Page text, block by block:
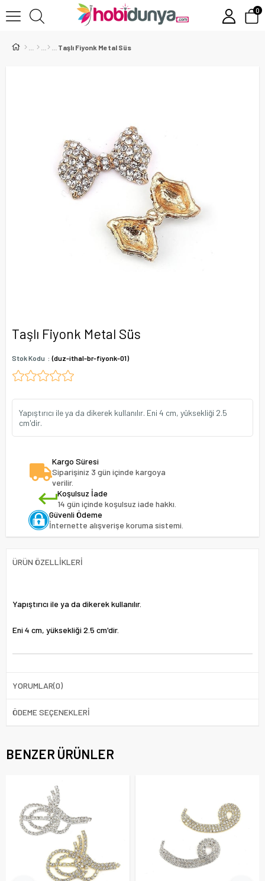
0
Taşlı Fiyonk Metal Süs
Taşlı Fiyonk Metal Süs
Stok Kodu (duz-ithal-br-fiyonk-01)
Yapıştırıcı ile ya da dikerek kullanılır. Eni 4 cm, yüksekliği 2.5
cm'dir.
Kargo Süresi
Siparişiniz 3 gün içinde kargoya
verilir.
Koşulsuz İade
14 gün içinde koşulsuz iade hakkı.
Güvenli Ödeme
İnternette alışverişe koruma sistemi.
ÜRÜN ÖZELLIKLERI
Yapıştırıcı ile ya da dikerek kullanılır.
Eni 4 cm, yüksekliği 2.5 cm'dir.
YORUMLAR(0)
ÖDEME SEÇENEKLERI
BENZER ÜRÜNLER